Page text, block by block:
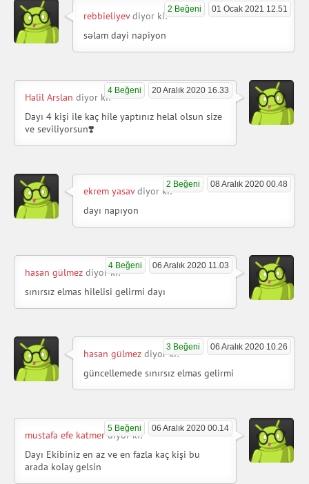
01 Ocak 2021 12.51
2 Beğeni
rebbieliyevdiyor ki:
səlam dayi napiyon
20 Aralık 2020 16.33
4 Beğeni
Halil Arslan diyor ki:
Dayı 4 kişi ile kaç hile yaptınız helal olsun size
ve seviliyorsun❣️
08 Aralık 2020 00.48
2 Beğeni
ekrem yasavdiyor ki:
dayı napıyon
06 Aralık 2020 11.03
4 Beğeni
hasan gülmez diyor ki:
sınırsız elmas hilelisi gelirmi dayı
06 Aralık 2020 10.26
3 Beğeni
hasan gülmez diyor ki:
güncellemede sınırsız elmas gelirmi
06 Aralık 2020 00.14
5 Beğeni
mustafa efe katmerdiyor ki:
Dayı Ekibiniz en az ve en fazla kaç kişi bu
arada kolay gelsin